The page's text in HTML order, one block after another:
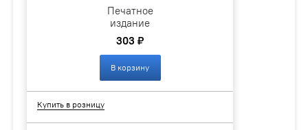
Печатное
издание
303 ₽
В корзину
Купить в розницу